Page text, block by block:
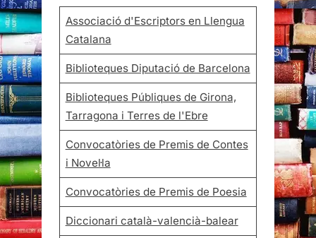
Associació d'Escriptors en Llengua
Catalana
Biblioteques Diputació de Barcelona
Biblioteques Públiques de Girona,
Tarragona i Terres de l'Ebre
Convocatòries de Premis de Contes
i Novel·la
Convocatòries de Premis de Poesia
Diccionari català-valencià-balear